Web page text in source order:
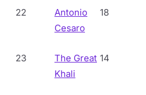
22
Antonio
Cesaro
18
23
The Great
Khali
14